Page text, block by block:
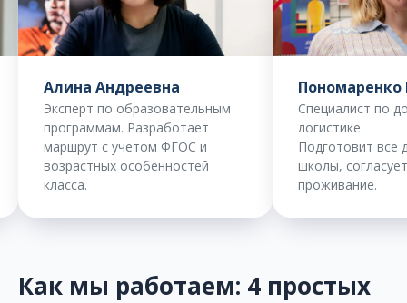
Разработает
ФГОС и
Пономаренко Надежна
Специалист по документам и
логистике
Подготовит все документы для
школы, согласует транспорт и
Как мы работаем: 4 простых